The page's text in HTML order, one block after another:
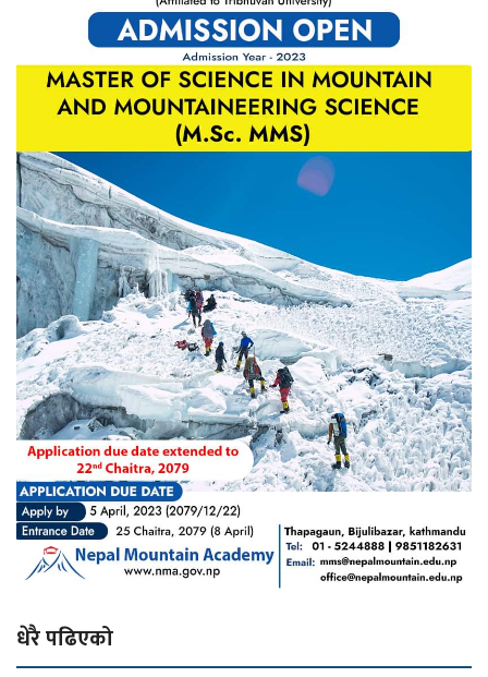
धेरै पढिएको